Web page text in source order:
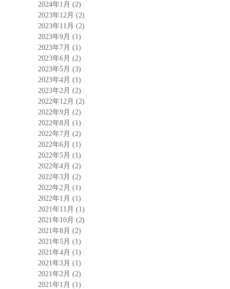
2024年1月 (2)
2023年12月 (2)
2023年11月 (2)
2023年9月 (1)
2023年7月 (1)
2023年6月 (2)
2023年5月 (3)
2023年4月 (1)
2023年2月 (2)
2022年12月 (2)
2022年9月 (2)
2022年8月 (1)
2022年7月 (2)
2022年6月 (1)
2022年5月 (1)
2022年4月 (2)
2022年3月 (2)
2022年2月 (1)
2022年1月 (1)
2021年11月 (1)
2021年10月 (2)
2021年8月 (2)
2021年5月 (1)
2021年4月 (1)
2021年3月 (1)
2021年2月 (2)
2021年1月 (1)